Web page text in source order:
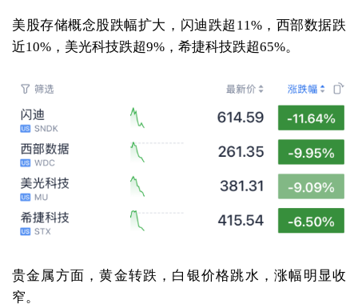
美股存储概念股跌幅扩大，闪迪跌超11%，西部数据跌
近10%，美光科技跌超9%，希捷科技跌超65%。
贵金属方面，黄金转跌，白银价格跳水，涨幅明显收
窄。